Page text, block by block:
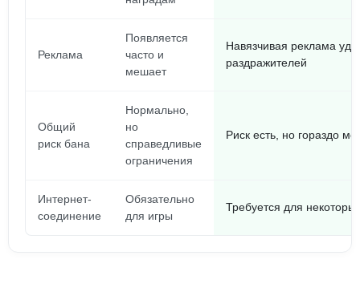
Реклама
Появляется
часто и
мешает
Навязчивая реклама
раздражителей
Общий
риск бана
Нормально,
но
справедливые
ограничения
Риск есть, но гораздо
Интернет-
соединение
Обязательно
для игры
Требуется для